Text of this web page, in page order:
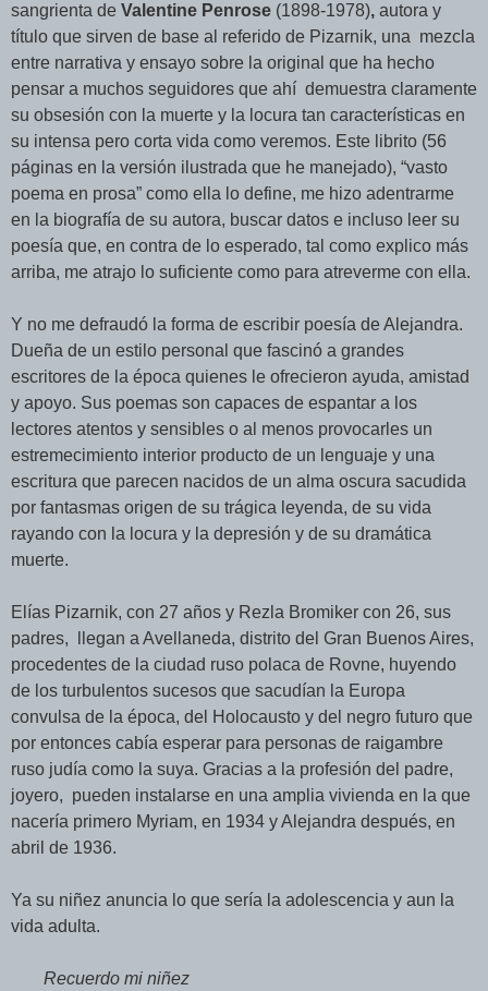
sangrienta de Valentine Penrose (1898-1978), autora y
título que sirven de base al referido de Pizarnik, una mezcla
entre narrativa y ensayo sobre la original que ha hecho
pensar a muchos seguidores que ahí demuestra claramente
su obsesión con la muerte y la locura tan características en
su intensa pero corta vida como veremos. Este librito (56
páginas en la versión ilustrada que he manejado), “vasto
poema en prosa” como ella lo define, me hizo adentrarme
en la biografía de su autora, buscar datos e incluso leer su
poesía que, en contra de lo esperado, tal como explico más
arriba, me atrajo lo suficiente como para atreverme con ella.
Y no me defraudó la forma de escribir poesía de Alejandra.
Dueña de un estilo personal que fascinó a grandes
escritores de la época quienes le ofrecieron ayuda, amistad
y apoyo. Sus poemas son capaces de espantar a los
lectores atentos y sensibles o al menos provocarles un
estremecimiento interior producto de un lenguaje y una
escritura que parecen nacidos de un alma oscura sacudida
por fantasmas origen de su trágica leyenda, de su vida
rayando con la locura y la depresión y de su dramática
muerte.
Elías Pizarnik, con 27 años y Rezla Bromiker con 26, sus
padres, llegan a Avellaneda, distrito del Gran Buenos Aires,
procedentes de la ciudad ruso polaca de Rovne, huyendo
de los turbulentos sucesos que sacudían la Europa
convulsa de la época, del Holocausto y del negro futuro que
por entonces cabía esperar para personas de raigambre
ruso judía como la suya. Gracias a la profesión del padre,
joyero, pueden instalarse en una amplia vivienda en la que
nacería primero Myriam, en 1934 y Alejandra después, en
abril de 1936.
Ya su niñez anuncia lo que sería la adolescencia y aun la
vida adulta.
Recuerdo mi niñez